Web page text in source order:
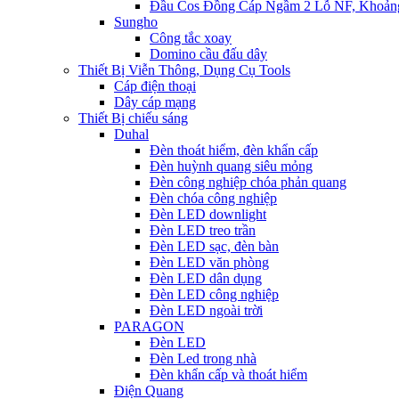
Đầu Cos Đồng Cáp Ngầm 2 Lỗ NF,
Sungho
Công tắc xoay
Domino cầu đấu dây
Thiết Bị Viễn Thông, Dụng Cụ Tools
Cáp điện thoại
Dây cáp mạng
Thiết Bị chiếu sáng
Duhal
Đèn thoát hiểm, đèn khẩn cấp
Đèn huỳnh quang siêu mỏng
Đèn công nghiệp chóa phản quang
Đèn chóa công nghiệp
Đèn LED downlight
Đèn LED treo trần
Đèn LED sạc, đèn bàn
Đèn LED văn phòng
Đèn LED dân dụng
Đèn LED công nghiệp
Đèn LED ngoài trời
PARAGON
Đèn LED
Đèn Led trong nhà
Đèn khẩn cấp và thoát hiểm
Điện Quang